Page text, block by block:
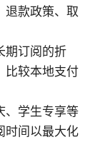
退款政策、取
期订阅的折
比较本地支付
、学生专享等
时间以最大化